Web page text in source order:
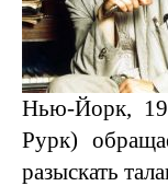
Нью-Йорк,
Рурк)
разыскать